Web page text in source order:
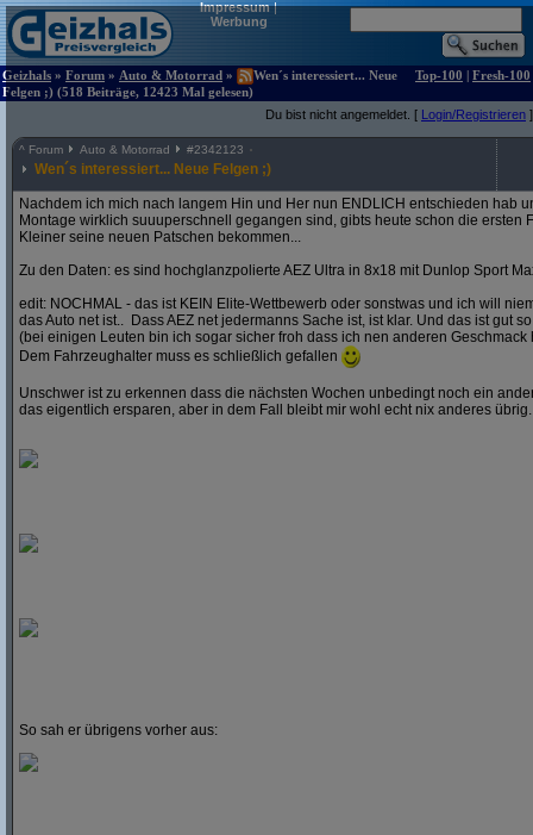
Impressum|
Werbung
Geizhals » Forum » Auto & Motorrad »
Wen´s interessiert... Neue
Felgen ;) (518 Beiträge, 12423 Mal gelesen)
Top-100 | Fresh-100
Du bist nicht angemeldet. [ Login/Registrieren ]
^ Forum Auto & Motorrad #2342123
Wen´s interessiert... Neue Felgen ;)
Nachdem ich mich nach langem Hin und Her nun ENDLICH entschieden hab
Montage wirklich suuuperschnell gegangen sind, gibts heute schon die ersten
Kleiner seine neuen Patschen bekommen...
Zu den Daten: es sind hochglanzpolierte AEZ Ultra in 8x18 mit Dunlop Sport
edit: NOCHMAL - das ist KEIN Elite-Wettbewerb oder sonstwas und ich will
das Auto net ist.. Dass AEZ net jedermanns Sache ist, ist klar. Und das ist gut
(bei einigen Leuten bin ich sogar sicher froh dass ich nen anderen Geschmack
Dem Fahrzeughalter muss es schließlich gefallen
Unschwer ist zu erkennen dass die nächsten Wochen unbedingt noch ein
das eigentlich ersparen, aber in dem Fall bleibt mir wohl echt nix anderes
So sah er übrigens vorher aus: